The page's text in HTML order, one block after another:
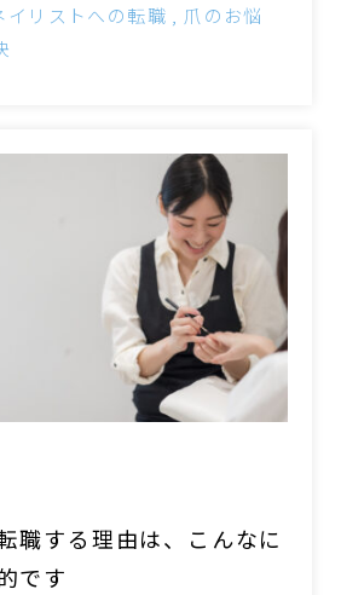
イリストへの転職
爪のお悩
職する理由は、こんなに
です